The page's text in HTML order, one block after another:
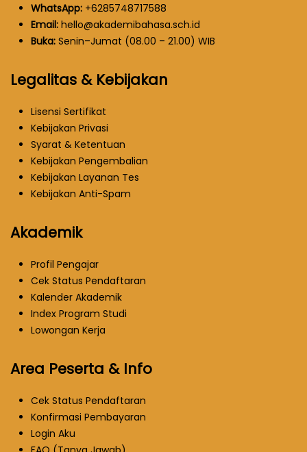
WhatsApp: +6285748717588
Email: hello@akademibahasa.sch.id
Buka: Senin–Jumat (08.00 – 21.00) WIB
Legalitas & Kebijakan
Lisensi Sertifikat
Kebijakan Privasi
Syarat & Ketentuan
Kebijakan Pengembalian
Kebijakan Layanan Tes
Kebijakan Anti-Spam
Akademik
Profil Pengajar
Cek Status Pendaftaran
Kalender Akademik
Index Program Studi
Lowongan Kerja
Area Peserta & Info
Cek Status Pendaftaran
Konfirmasi Pembayaran
Login Aku